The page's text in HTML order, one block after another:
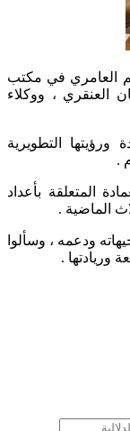
العامري في مكتب
العنقري ، ووكلاء
التطويرية
.
المتعلقة بأعداد
الماضية .
ودعمه ، وسألوا
وريادتها .